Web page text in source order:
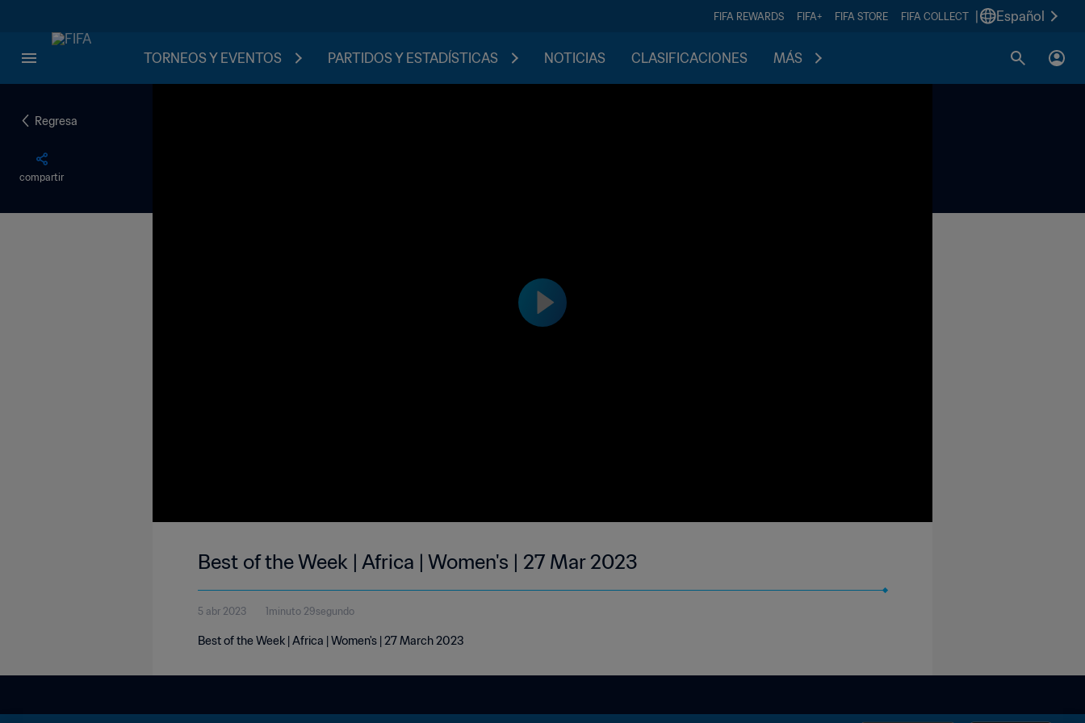
FIFA REWARDS FIFA+ FIFA STORE FIFA COLLECT Español
TORNEOS Y EVENTOS PARTIDOS Y ESTADÍSTICAS NOTICIAS CLASIFICACIONES MÁS
Regresa
compartir
Best of the Week | Africa | Women's | 27 Mar 2023
5 abr 2023 1minuto 29segundo
Best of the Week | Africa | Women's | 27 March 2023